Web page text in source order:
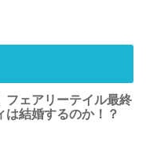
フェアリーテイル最終
は結婚するのか！？